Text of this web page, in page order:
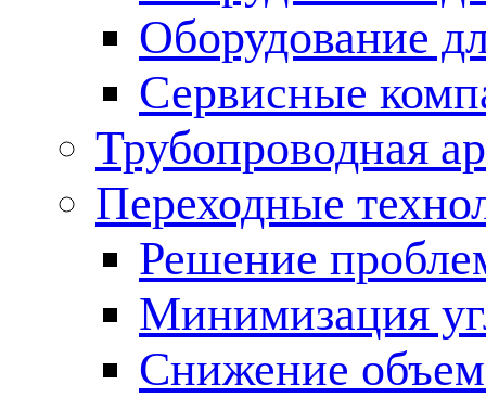
Оборудование
Сервисные
Трубопроводная
Переходные
Решение
Минимизация
Снижение